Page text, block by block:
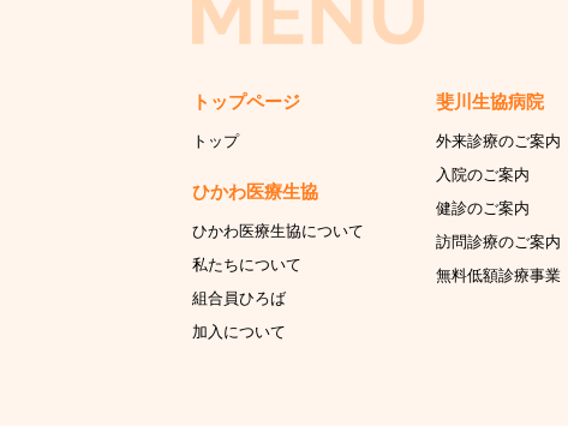
トップページ
トップ
ひかわ医療生協
ひかわ医療生協について
私たちについて
組合員ひろば
加入について
斐川生協病院
外来診療のご案内
入院のご案内
健診のご案内
訪問診療のご案内
無料低額診療事業